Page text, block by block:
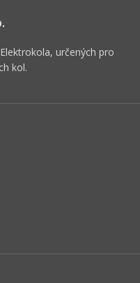
určených pro
kol.